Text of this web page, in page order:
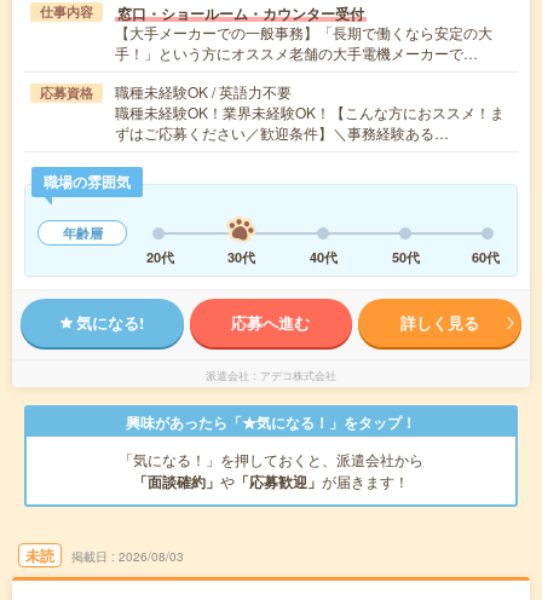
仕事内容 窓口・ショールーム・カウンター受付
【大手メーカーでの一般事務】「長期で働くなら安定の大
手！」という方にオススメ老舗の大手電機メーカーで…
応募資格
職種未経験OK / 英語力不要
職種未経験OK！業界未経験OK！【こんな方におススメ！ま
ずはご応募ください／歓迎条件】＼事務経験ある…
職場の雰囲気
年齢層
20代
30代 40代 50代 60代
気になる! 応募へ進む 詳しく見る
派遣会社 アデコ株式会社
興味があったら「★気になる！」をタップ！
「気になる！」を押しておくと、派遣会社から
「面談確約」 や 「応募歓迎」 が届きます！
未読 掲載日 2026/08/03